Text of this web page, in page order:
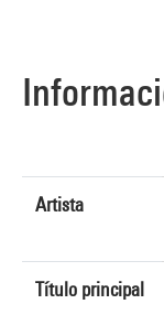
Artista
Título principal